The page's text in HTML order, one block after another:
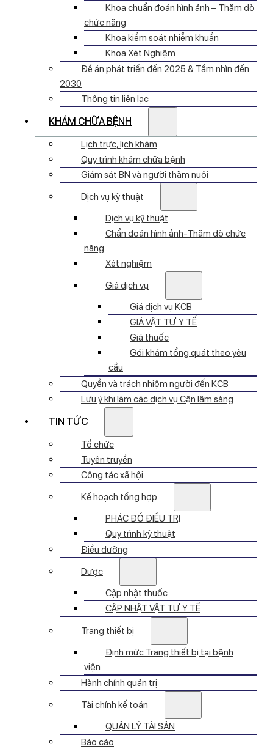
Khoa chuẩn đoán hình ảnh – Thăm dò
chức năng
Khoa kiểm soát nhiễm khuẩn
Khoa Xét Nghiệm
Đề án phát triển đến 2025 & Tầm nhìn đến
2030
Thông tin liên lạc
KHÁM CHỮA BỆNH
Lịch trực, lịch khám
Quy trình khám chữa bệnh
Giám sát BN và người thăm nuôi
Dịch vụ kỹ thuật
Dịch vụ kỹ thuật
Chẩn đoán hình ảnh-Thăm dò chức
năng
Xét nghiệm
Giá dịch vụ
Giá dịch vụ KCB
GIÁ VẬT TƯ Y TẾ
Giá thuốc
Gói khám tổng quát theo yêu
cầu
Quyền và trách nhiệm người đến KCB
Lưu ý khi làm các dịch vụ Cận lâm sàng
TIN TỨC
Tổ chức
Tuyên truyền
Công tác xã hội
Kế hoạch tổng hợp
PHÁC ĐỒ ĐIỀU TRỊ
Quy trình kỹ thuật
Điều dưỡng
Dược
Cập nhật thuốc
CẬP NHẬT VẬT TƯ Y TẾ
Trang thiết bị
Định mức Trang thiết bị tại bệnh
viện
Hành chính quản trị
Tài chính kế toán
QUẢN LÝ TÀI SẢN
Báo cáo